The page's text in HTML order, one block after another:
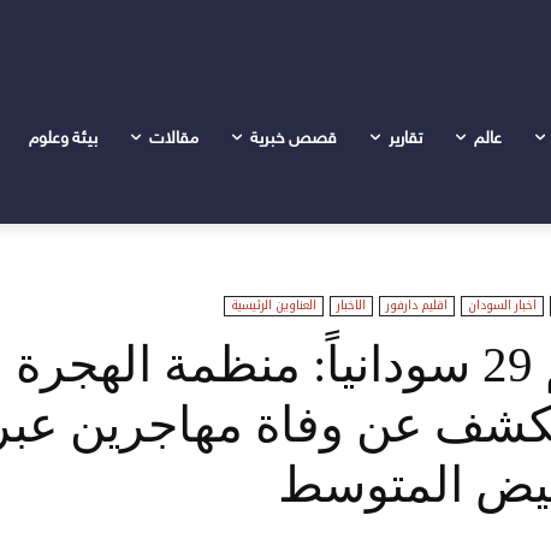
عالم تقارير قصص خبرية مقالات بيئة وعلوم
اخبار السودان اقليم دارفور الاخبار العناوين الرئيسية
من بينهم 29 سودانياً: منظمة الهجرة
تكشف عن وفاة مهاجرين عبر
المتوسط